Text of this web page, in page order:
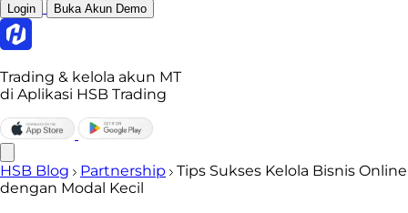
Login Buka Akun Demo
Trading & kelola akun MT
di Aplikasi HSB Trading
HSB Blog Partnership
Tips Sukses Kelola Bisnis Online
dengan Modal Kecil